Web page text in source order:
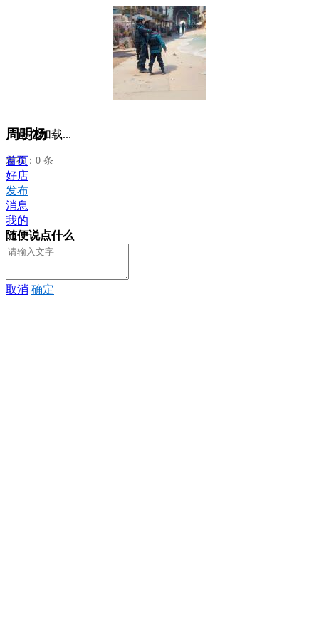
周明杨
发布：0 条
正在加载...
首页
好店
发布
消息
我的
随便说点什么
取消 确定